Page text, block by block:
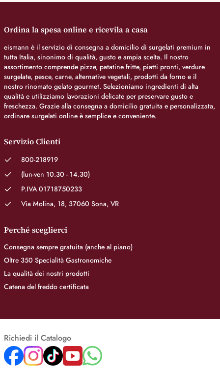
Ordina la spesa online e ricevila a casa
eismann è il servizio di consegna a domicilio di surgelati premium in
tutta Italia, sinonimo di qualità, gusto e ampia scelta. Il nostro
assortimento comprende pizze, patatine fritte, piatti pronti, verdure
surgelate, pesce, carne, alternative vegetali, prodotti da forno e il
nostro rinomato gelato gourmet. Selezioniamo ingredienti di alta
qualità e utilizziamo lavorazioni delicate per preservare gusto e
freschezza. Grazie alla consegna a domicilio gratuita e personalizzata,
ordinare surgelati online è semplice e conveniente.
Servizio Clienti
800-218919
(lun-ven 10.30 - 14.30)
P.IVA 01718750233
Via Molina, 18, 37060 Sona, VR
Perché sceglierci
Consegna sempre gratuita (anche al piano)
Oltre 350 Specialità Gastronomiche
La qualità dei nostri prodotti
Catena del freddo certificata
Richiedi il Catalogo